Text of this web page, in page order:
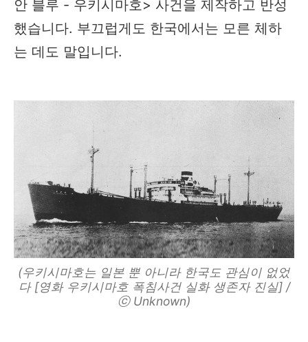
안 블루 - 우키시마호> 사건을 제작하고 반성
했습니다. 부끄럽게도 한국에서는 모른 체하
는 데도 말입니다.
(우키시마호는 일본 뿐 아니라 한국도 관심이 없었
다 [영화 우키시마호 폭침사건 실화 생존자 진실] /
ⓒ Unknown)